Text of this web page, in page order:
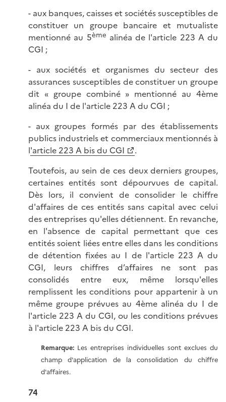
- aux banques, caisses et sociétés susceptibles de
constituer un groupe bancaire et mutualiste
mentionné au 5ème alinéa de l'article 223 A du
CGI ;
- aux sociétés et organismes du secteur des
assurances susceptibles de constituer un groupe
dit « groupe combiné » mentionné au 4ème
alinéa du I de l'article 223 A du CGI ;
- aux groupes formés par des établissements
publics industriels et commerciaux mentionnés à
l'article 223 A bis du CGI
.
Toutefois, au sein de ces deux derniers groupes,
certaines entités sont dépourvues de capital.
Dès lors, il convient de consolider le chiffre
d'affaires de ces entités sans capital avec celui
des entreprises qu'elles détiennent. En revanche,
en l'absence de capital permettant que ces
entités soient liées entre elles dans les conditions
de détention fixées au I de l'article 223 A du
CGI, leurs chiffres d’affaires ne sont pas
consolidés entre eux, même lorsqu'elles
remplissent les conditions pour appartenir à un
même groupe prévues au 4ème alinéa du I de
l'article 223 A du CGI, ou les conditions prévues
à l'article 223 A bis du CGI.
Remarque:Les entreprises individuelles sont exclues du
champ d'application de la consolidation du chiffre
d'affaires.
74